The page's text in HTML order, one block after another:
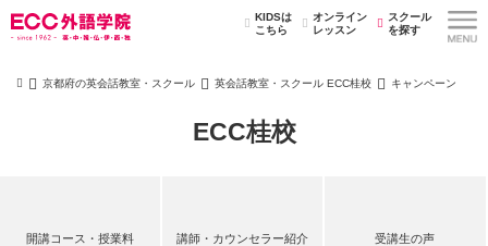
KIDSは
こちら
オンライン
レッスン
スクール
を探す
京都府の英会話教室・スクール 英会話教室・スクール ECC桂校 キャンペーン
ECC桂校
開講コース・授業料 講師・カウンセラー紹介 受講生の声